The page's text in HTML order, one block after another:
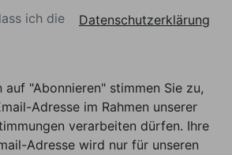
ich die
Datenschutzerklärung
auf "Abonnieren" stimmen Sie zu,
Adresse im Rahmen unserer
verarbeiten dürfen. Ihre
Adresse wird nur für unseren